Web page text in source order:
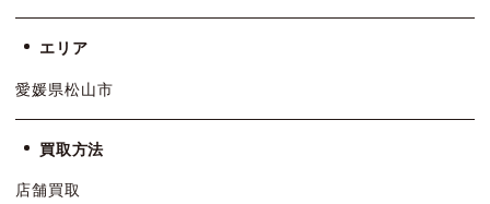
エリア
愛媛県松山市
買取方法
店舗買取